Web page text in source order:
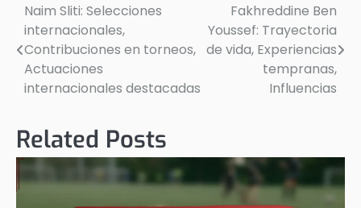
Post
navigation
Naim Sliti: Selecciones
internacionales,
Contribuciones en torneos,
Actuaciones
internacionales destacadas
Fakhreddine Ben
Youssef: Trayectoria
de vida, Experiencias
tempranas,
Influencias
Related Posts